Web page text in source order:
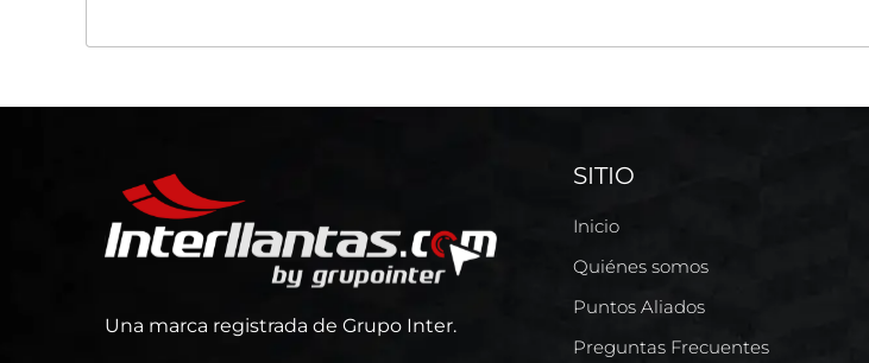
Una marca registrada de Grupo Inter.
SITIO
Inicio
Quiénes somos
Puntos Aliados
Preguntas Frecuentes